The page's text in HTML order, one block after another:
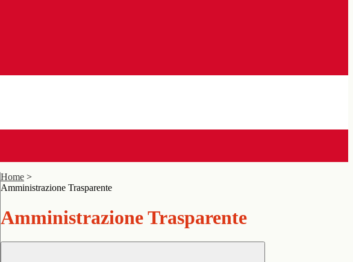
Home >
Amministrazione Trasparente
Amministrazione Trasparente